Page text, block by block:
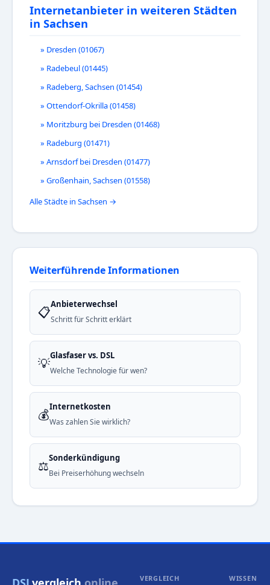
Internetanbieter in weiteren Städten
in Sachsen
» Dresden (01067)
» Radebeul (01445)
» Radeberg, Sachsen (01454)
» Ottendorf-Okrilla (01458)
» Moritzburg bei Dresden (01468)
» Radeburg (01471)
» Arnsdorf bei Dresden (01477)
» Großenhain, Sachsen (01558)
Alle Städte in Sachsen →
Weiterführende Informationen
📋Anbieterwechsel
Schritt für Schritt erklärt
💡Glasfaser vs. DSL
Welche Technologie für wen?
💰Internetkosten
Was zahlen Sie wirklich?
⚖️Sonderkündigung
Bei Preiserhöhung wechseln
VERGLEICH WISSEN